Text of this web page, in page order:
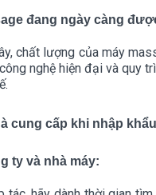
đang ngày càng
chất lượng của máy
nghệ hiện đại và quy
cung cấp khi nhập
ty và nhà máy: